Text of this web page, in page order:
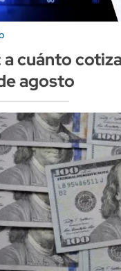
a cuánto
agosto